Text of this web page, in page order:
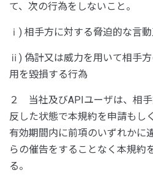
て、次の行為をしないこと。
ⅰ) 相手方に対する脅迫的な言
ⅱ) 偽計又は威力を用いて相手
用を毀損する行為
２ 当社及びAPIユーザは、相
反した状態で本規約を申請もし
有効期間内に前項のいずれかに
らの催告をすることなく本規約
る。